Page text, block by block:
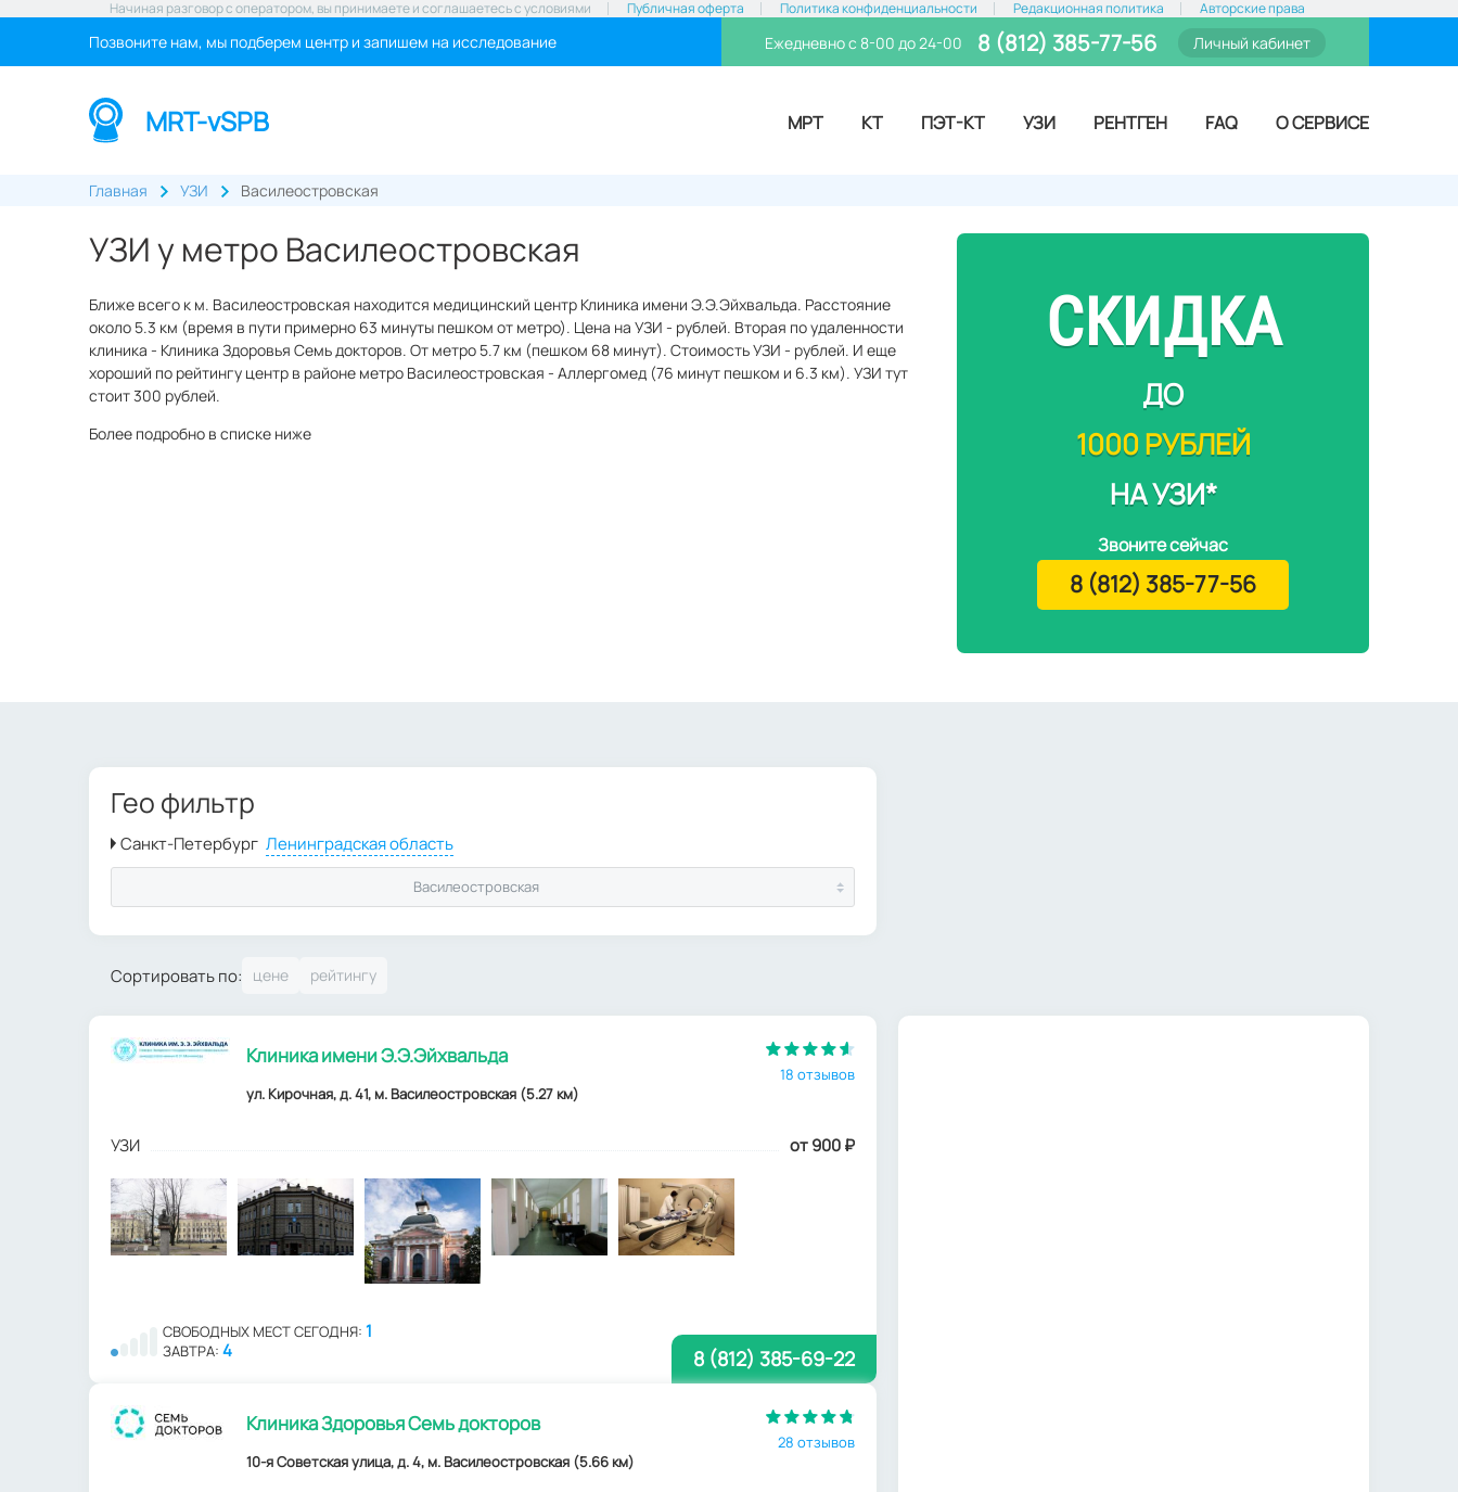
Начиная разговор с оператором, вы принимаете и соглашаетесь с условиями Публичная оферта Политика конфиденциальности Редакционная политика Авторские права
Позвоните нам, мы подберем центр и запишем на исследование Ежедневно с 8-00 до 24-00 8 (812) 385-77-56 Личный кабинет
MRT-vSPB МРТ КТ ПЭТ-КТ УЗИ РЕНТГЕН FAQ О СЕРВИСЕ
Главная УЗИ Василеостровская
УЗИ у метро Василеостровская
Ближе всего к м. Василеостровская находится медицинский центр Клиника имени Э.Э.Эйхвальда. Расстояние
около 5.3 км (время в пути примерно 63 минуты пешком от метро). Цена на УЗИ - рублей. Вторая по удаленности
клиника - Клиника Здоровья Семь докторов. От метро 5.7 км (пешком 68 минут). Стоимость УЗИ - рублей. И еще
хороший по рейтингу центр в районе метро Василеостровская - Аллергомед (76 минут пешком и 6.3 км). УЗИ тут
стоит 300 рублей.
Более подробно в списке ниже
СКИДКА
ДО
1000 РУБЛЕЙ
НА УЗИ*
Звоните сейчас
8 (812) 385-77-56
Гео фильтр
Василеостровская
Сортировать по:
Клиника имени Э.Э.Эйхвальда
ул. Кирочная, д. 41, м. Василеостровская (5.27 км)
18 отзывов
УЗИ от 900₽
СВОБОДНЫХ МЕСТ СЕГОДНЯ: 1
ЗАВТРА: 4 8 (812) 385-69-22
Клиника Здоровья Семь докторов
10-я Советская улица, д. 4, м. Василеостровская (5.66 км)
28 отзывов